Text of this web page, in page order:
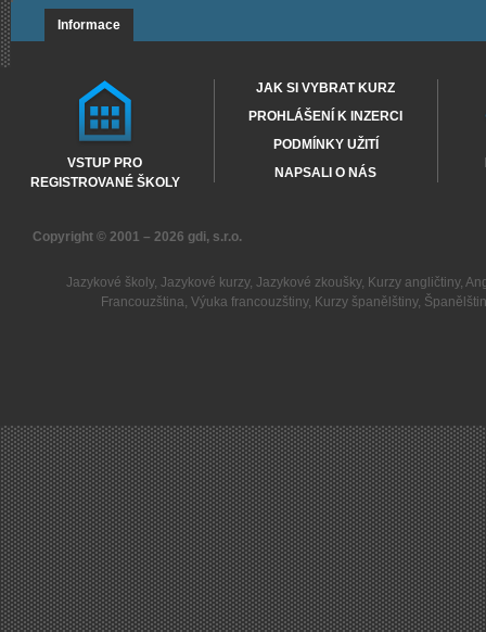
Informace
VSTUP PRO
REGISTROVANÉ ŠKOLY
JAK SI VYBRAT KURZ
PROHLÁŠENÍ K INZERCI
PODMÍNKY UŽITÍ
NAPSALI O NÁS
Copyright © 2001 – 2026 gdi, s.r.o.
Jazykové školy, Jazykové kurzy, Jazykové zkoušky, Kurzy angličtiny,
Francouzština,Výuka francouzštiny, Kurzy španělštiny,